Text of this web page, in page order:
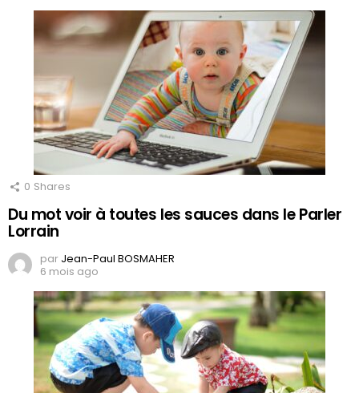
0 Shares
Du mot voir à toutes les sauces dans le Parler
Lorrain
par Jean-Paul BOSMAHER
6 mois ago